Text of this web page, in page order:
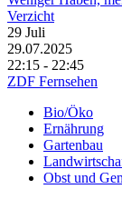
Verzicht
29 Juli
29.07.2025
22:15 - 22:45
ZDF Fernsehen
Bio/Öko
Ernährung
Gartenbau
Obst und